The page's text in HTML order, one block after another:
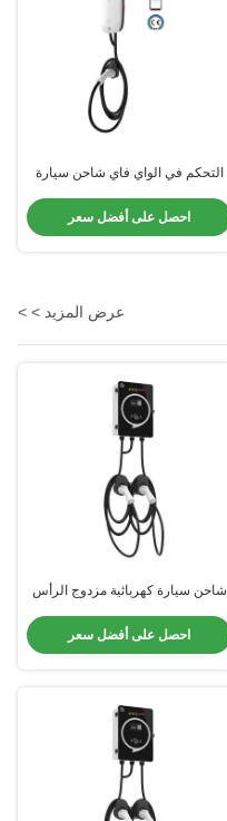
التحكم في الواي فاي شاحن سيارة
احصل على أفضل سعر
عرض المزيد > >
شاحن سيارة كهربائية مزدوج الرأس
بشاشة 4.3 بوصة مع بطاقة RFIDاحصل على أفضل سعر